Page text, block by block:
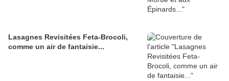
Lasagnes Revisitées Feta-Brocoli,
comme un air de fantaisie...